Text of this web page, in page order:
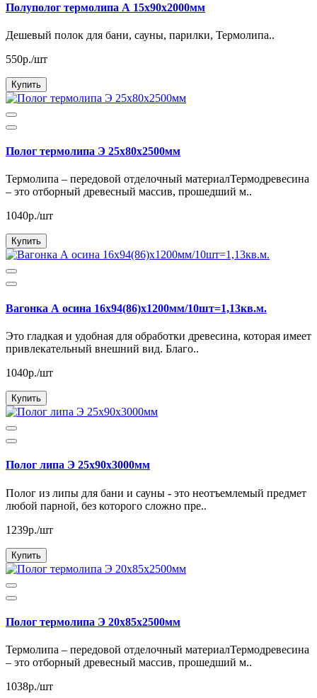
Полуполог термолипа А 15х90х2000мм
Дешевый полок для бани, сауны, парилки, Термолипа..
550р./шт
Купить
Полог термолипа Э 25х80х2500мм
Термолипа – передовой отделочный материалТермодревесина
– это отборный древесный массив, прошедший м..
1040р./шт
Купить
Вагонка А осина 16х94(86)х1200мм/10шт=1,13кв.м.
Это гладкая и удобная для обработки древесина, которая имеет
привлекательный внешний вид. Благо..
1040р./шт
Купить
Полог липа Э 25х90х3000мм
Полог из липы для бани и сауны - это неотъемлемый предмет
любой парной, без которого сложно пре..
1239р./шт
Купить
Полог термолипа Э 20х85х2500мм
Термолипа – передовой отделочный материалТермодревесина
– это отборный древесный массив, прошедший м..
1038р./шт